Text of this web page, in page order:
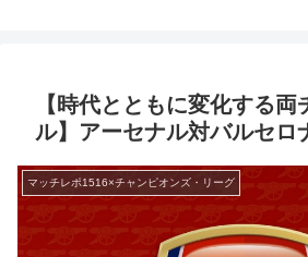
【時代とともに変化する両
ル】アーセナル対バルセロ
マッチレポ1516×チャンピオンズ・リーグ